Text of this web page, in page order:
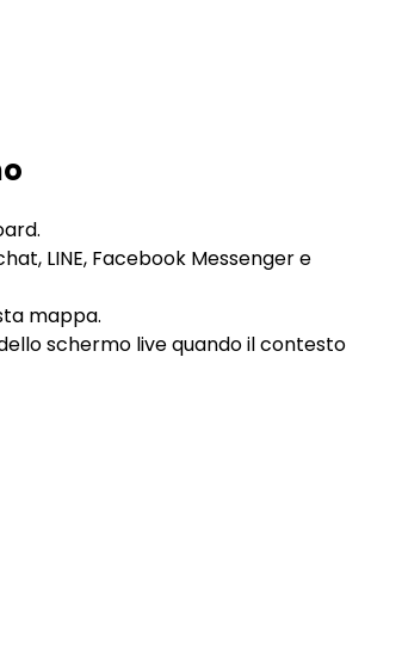
LINE, Facebook Messenger e
mappa.
schermo live quando il contesto